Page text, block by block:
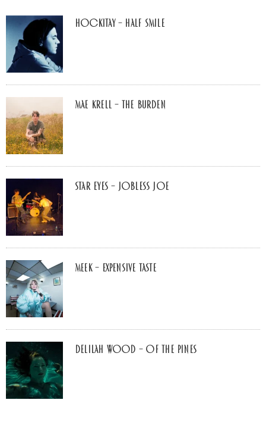
Hockitay – half smile
Mae Krell – the burden
Star Eyes – Jobless Joe
MEEK – Expensive Taste
Delilah Wood – of the pines